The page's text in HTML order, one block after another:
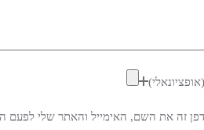
זה את השם, האימייל והאתר שלי לפעם